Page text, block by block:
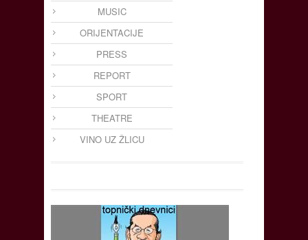
MUSIC
ORIJENTACIJE
PRESS
REPORT
SPORT
THEATRE
VINO UZ ŽLICU